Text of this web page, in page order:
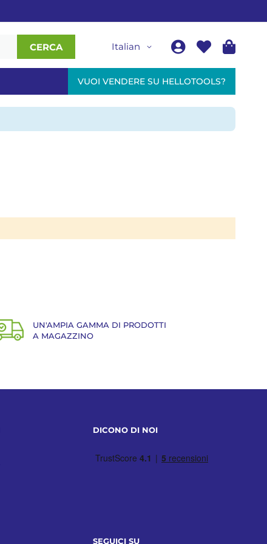
CERCA Italian
VUOI VENDERE SU HELLOTOOLS?
UN'AMPIA GAMMA DI PRODOTTI
A MAGAZZINO
DICONO DI NOI
SEGUICI SU